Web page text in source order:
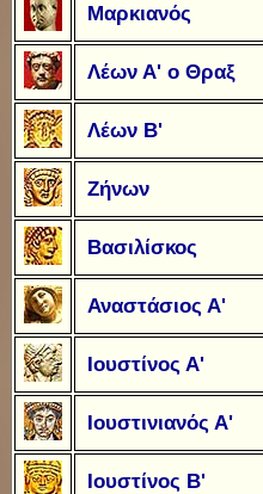
Μαρκιανός
Λέων Α' ο Θραξ
Λέων Β'
Ζήνων
Βασιλίσκος
Αναστάσιος Α'
Ιουστίνος Α'
Ιουστινιανός Α'
Ιουστίνος Β'